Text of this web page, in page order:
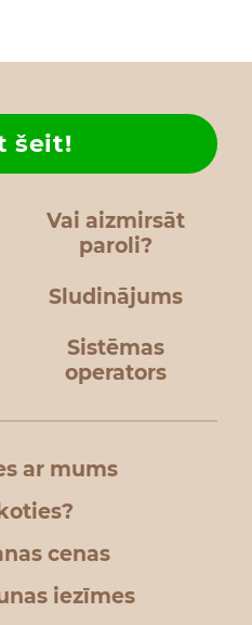
Vai aizmirsāt
paroli?
šeit!
Sludinājums
Sistēmas
operators
ar mums
cenas
iezīmes